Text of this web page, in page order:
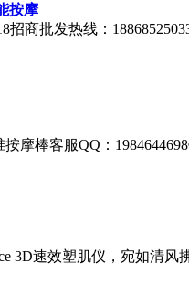
按摩
招商批发热线：
棒客服QQ：
3D速效塑肌仪，宛如清